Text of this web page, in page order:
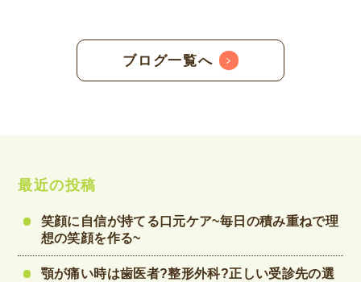
ブログ一覧へ
最近の投稿
笑顔に自信が持てる口元ケア~毎日の積み重ねで理
想の笑顔を作る~
顎が痛い時は歯医者?整形外科?正しい受診先の選